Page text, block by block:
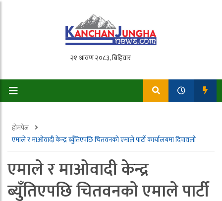
होमपेज
एमाले र माओवादी केन्द्र ब्युँतिएपछि चितवनको एमाले पार्टी कार्यालयमा दिपावली
एमाले र माओवादी केन्द्र
ब्युँतिएपछि चितवनको एमाले पार्टी